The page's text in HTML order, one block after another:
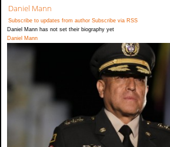
Daniel Mann
Subscribe to updates from author Subscribe via RSS
Daniel Mann has not set their biography yet
Daniel Mann